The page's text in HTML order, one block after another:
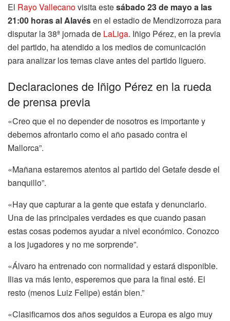
El Rayo Vallecanovisita estesábado 23de mayo a las
21:00 horas al Alavésen el estadio de Mendizorroza para
disputar la 38ª jornada de LaLiga. Iñigo Pérez, en la previa
del partido, ha atendido a los medios de comunicación
para analizar los temas clave antes del partido liguero.
Declaraciones de Iñigo Pérez en la rueda
de prensa previa
«Creo que el no depender de nosotros es importante y
debemos afrontarlo como el año pasado contra el
Mallorca”.
«Mañana estaremos atentos al partido del Getafe desde el
banquillo”.
«Hay que capturar a la gente que estafa y denunciarlo.
Una de las principales verdades es que cuando pasan
estas cosas podemos ayudar a nivel económico. Conozco
a los jugadores y no me sorprende”.
«Álvaro ha entrenado con normalidad y estará disponible.
Ilias va más lento, esperemos que para la final esté. El
resto (menos Luiz Felipe) están bien.”
«Clasificarnos dos años seguidos a Europa es algo muy